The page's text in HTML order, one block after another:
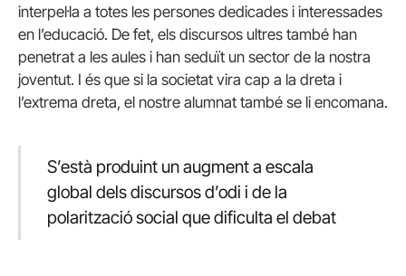
interpel·la a totes les persones dedicades i interessades
en l’educació. De fet, els discursos ultres també han
penetrat a les aules i han seduït un sector de la nostra
joventut. I és que si la societat vira cap a la dreta i
l’extrema dreta, el nostre alumnat també se li encomana.
S’està produint un augment a escala
global dels discursos d’odi i de la
polarització social que dificulta el debat